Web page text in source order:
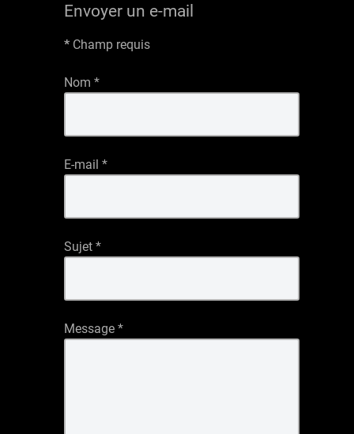
Envoyer un e-mail
* Champ requis
Nom *
E-mail *
Sujet *
Message *